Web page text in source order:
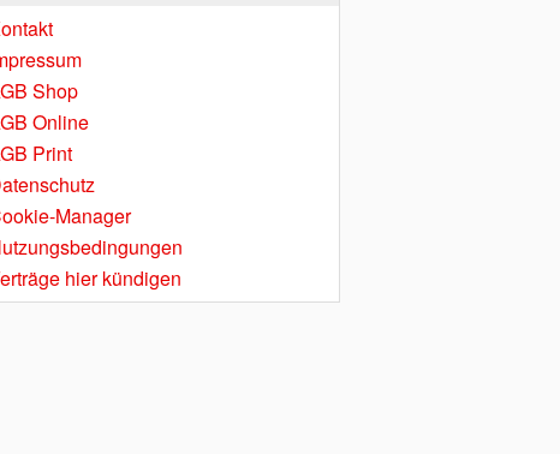
Shop
Online
Print
Manager
hier kündigen